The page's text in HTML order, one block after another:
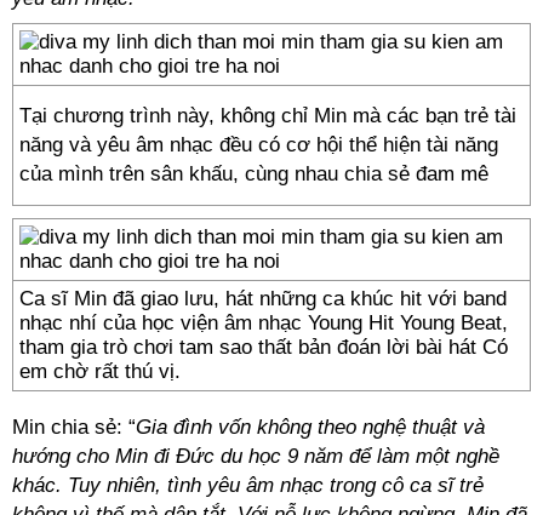
Tại chương trình này, không chỉ Min mà các bạn trẻ tài
năng và yêu âm nhạc đều có cơ hội thể hiện tài năng
của mình trên sân khấu, cùng nhau chia sẻ đam mê
Ca sĩ Min đã giao lưu, hát những ca khúc hit với band
nhạc nhí của học viện âm nhạc Young Hit Young Beat,
tham gia trò chơi tam sao thất bản đoán lời bài hát Có
em chờ rất thú vị.
Min chia sẻ: “Gia đình vốn không theo nghệ thuật và
hướng cho Min đi Đức du học 9 năm để làm một nghề
khác. Tuy nhiên, tình yêu âm nhạc trong cô ca sĩ trẻ